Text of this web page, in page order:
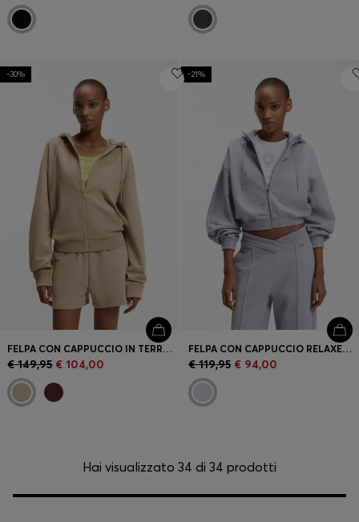
-30%
FELPA CON CAPPUCCIO IN TERRY DI COTONE CON ZIP E LOGO SCOMPOSTO RICAMATO
€ 149,95 € 104,00
-21%
FELPA CON CAPPUCCIO RELAXED FIT IN TERRY DI COTONE CON MANICHE A BARILE
€ 119,95 € 94,00
Hai visualizzato 34 di 34 prodotti